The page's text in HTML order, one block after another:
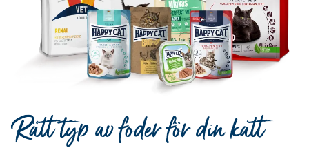
Rätt typ av foder för din katt